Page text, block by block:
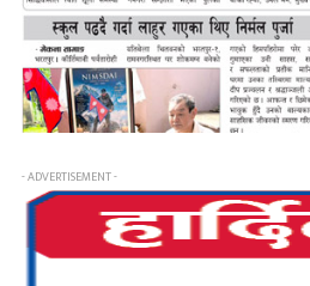
- ADVERTISEMENT -